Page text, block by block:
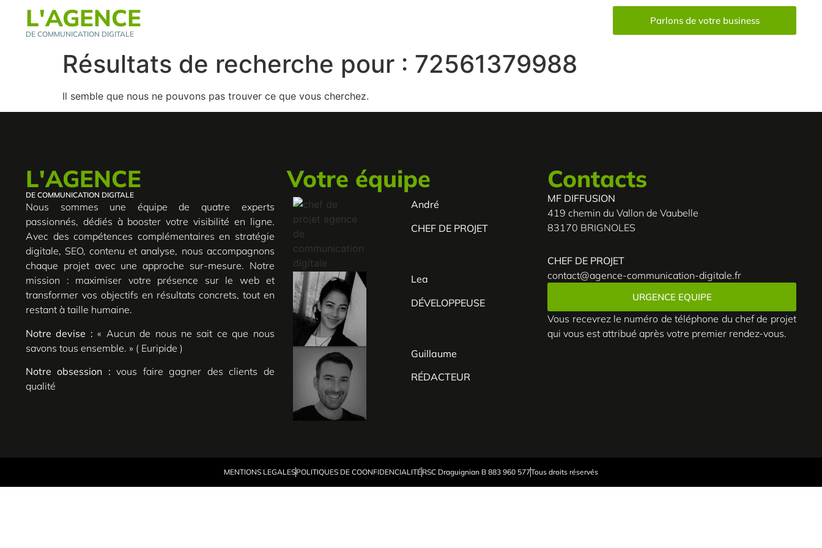
L'AGENCE
DE COMMUNICATION DIGITALE
Parlons de votre business
Résultats de recherche pour : 72561379988
Il semble que nous ne pouvons pas trouver ce que vous cherchez.
L'AGENCE
DE COMMUNICATION DIGITALE
Nous sommes une équipe de quatre experts
passionnés, dédiés à booster votre visibilité en ligne.
Avec des compétences complémentaires en stratégie
digitale, SEO, contenu et analyse, nous accompagnons
chaque projet avec une approche sur-mesure. Notre
mission : maximiser votre présence sur le web et
transformer vos objectifs en résultats concrets, tout en
restant à taille humaine.
Notre devise : « Aucun de nous ne sait ce que nous
savons tous ensemble. » ( Euripide )
Notre obsession : vous faire gagner des clients de
qualité
Votre équipe
André
CHEF DE PROJET
Lea
DÉVELOPPEUSE
Guillaume
RÉDACTEUR
Contacts
MF DIFFUSION
419 chemin du Vallon de Vaubelle
83170 BRIGNOLES
CHEF DE PROJET
contact@agence-communication-digitale.fr
URGENCE EQUIPE
Vous recevrez le numéro de téléphone du chef de projet
qui vous est attribué après votre premier rendez-vous.
MENTIONS LEGALESPOLITIQUES DE COONFIDENCIALITÉRSC Draguignian B 883 960 577Tous droits réservés